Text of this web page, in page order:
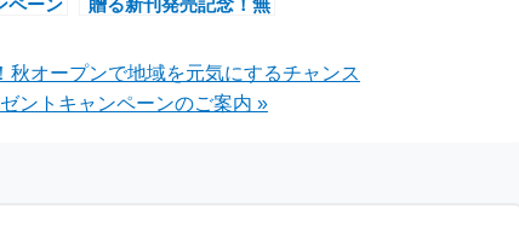
オープンで地域を元気にするチャンス
ントキャンペーンのご案内 »